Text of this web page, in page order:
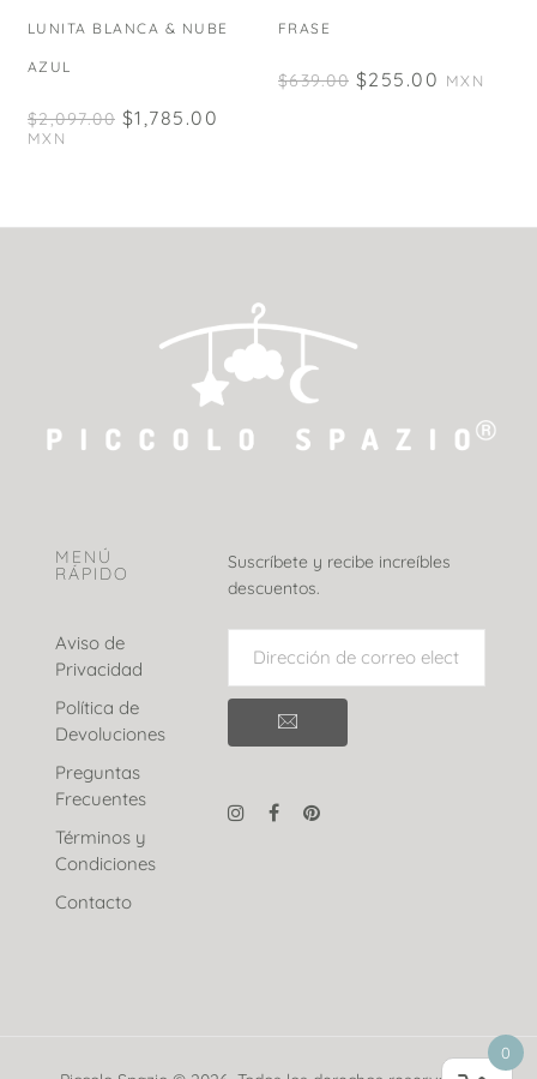
LUNITA BLANCA & NUBE
AZUL
$2,097.00 $1,785.00
MXN
FRASE
$639.00 $255.00 MXN
MENÚ
RÁPIDO
Aviso de
Privacidad
Política de
Devoluciones
Preguntas
Frecuentes
Términos y
Condiciones
Contacto
Suscríbete y recibe increíbles
descuentos.
0